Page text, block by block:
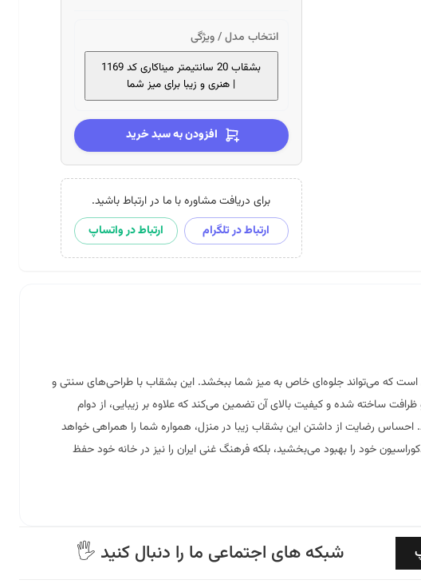
انتخاب مدل / ویژگی
بشقاب 20 سانتیمتر میناکاری کد 1169
| هنری و زیبا برای میز شما
افزودن به سبد خرید
برای دریافت مشاوره با ما در ارتباط باشید.
ارتباط در تلگرام
ارتباط در واتساپ
میناکاری کد 1169، نمادی از هنر و زیبایی ایرانی است که می‌تواند جلوه‌ای خاص به میز شما ببخشد. این بشقاب با طراحی‌های سنتی و
ساخته شده و کیفیت بالای آن تضمین می‌کند که علاوه بر زیبایی، از دوام
احساس رضایت از داشتن این بشقاب زیبا در منزل، همواره شما را همراهی خواهد
انتخابی عالی است. با خرید این بشقاب، نه تنها دکوراسیون خود را بهبود می‌بخشید، بلکه فرهنگ غنی ایران را نیز در خانه خود حفظ
🖐 شبکه های اجتماعی ما را دنبال کنید